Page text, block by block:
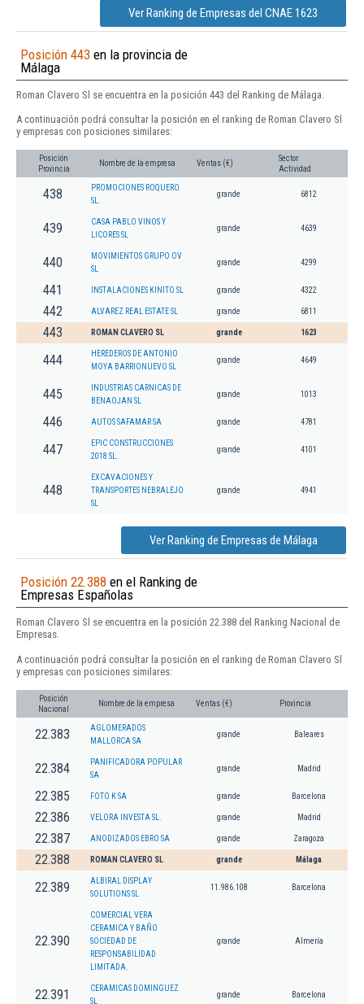
Ver Ranking de Empresas del CNAE 1623
Posición 443 en la provincia de
Málaga
Roman Clavero Sl se encuentra en la posición 443 del Ranking de Málaga.
A continuación podrá consultar la posición en el ranking de Roman Clavero Sl
y empresas con posiciones similares:
Posición
Provincia
Nombre de la empresa Ventas (€)
Sector
Actividad
438
PROMOCIONES ROQUERO
SL.
grande 6812
439
CASA PABLO VINOS Y
LICORES SL
grande 4639
440
MOVIMIENTOS GRUPO OV
SL
grande 4299
441 INSTALACIONES KINITO SL grande 4322
442 ALVAREZ REAL ESTATE SL grande 6811
443 ROMAN CLAVERO SL grande 1623
444
HEREDEROS DE ANTONIO
MOYA BARRIONUEVO SL
grande 4649
445
INDUSTRIAS CARNICAS DE
BENAOJAN SL
grande 1013
446 AUTOS SAFAMAR SA grande 4781
447
EPIC CONSTRUCCIONES
2018 SL.
grande 4101
448
EXCAVACIONES Y
TRANSPORTES NEBRALEJO
SL
grande 4941
Ver Ranking de Empresas de Málaga
Posición 22.388 en el Ranking de
Empresas Españolas
Roman Clavero Sl se encuentra en la posición 22.388 del Ranking Nacional de
Empresas.
A continuación podrá consultar la posición en el ranking de Roman Clavero Sl
y empresas con posiciones similares:
Posición
Nacional
Nombre de la empresa Ventas (€) Provincia
22.383
AGLOMERADOS
MALLORCA SA
grande Baleares
22.384
PANIFICADORA POPULAR
SA
grande Madrid
22.385 FOTO K SA grande Barcelona
22.386 VELORA INVESTA SL. grande Madrid
22.387 ANODIZADOS EBRO SA grande Zaragoza
22.388 ROMAN CLAVERO SL grande Málaga
22.389
ALBIRAL DISPLAY
SOLUTIONS SL
11.986.108 Barcelona
22.390
COMERCIAL VERA
CERAMICA Y BAÑO
SOCIEDAD DE
RESPONSABILIDAD
LIMITADA.
grande Almería
22.391
CERAMICAS DOMINGUEZ
SL
grande Barcelona